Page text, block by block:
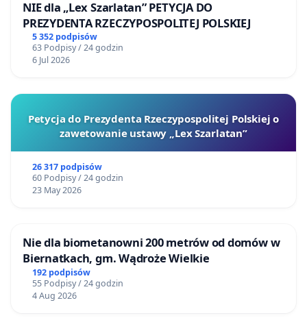
NIE dla „Lex Szarlatan” PETYCJA DO
PREZYDENTA RZECZYPOSPOLITEJ POLSKIEJ
5 352 podpisów
63 Podpisy / 24 godzin
6 Jul 2026
Petycja do Prezydenta Rzeczypospolitej Polskiej o
zawetowanie ustawy „Lex Szarlatan”
26 317 podpisów
60 Podpisy / 24 godzin
23 May 2026
Nie dla biometanowni 200 metrów od domów w
Biernatkach, gm. Wądroże Wielkie
192 podpisów
55 Podpisy / 24 godzin
4 Aug 2026